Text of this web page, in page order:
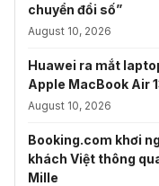
chuyển đổi số”
August 10, 2026
Huawei ra mắt
Apple MacBook Air
August 10, 2026
Booking.com khơi
khách Việt thông
Mille